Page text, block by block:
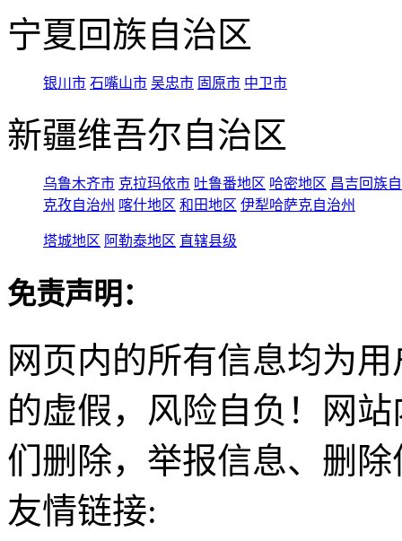
宁夏回族自治区
银川市 石嘴山市 吴忠市 固原市 中卫市
新疆维吾尔自治区
乌鲁木齐市 克拉玛依市 吐鲁番地区 哈密地区 昌吉回族
克孜自治州 喀什地区 和田地区 伊犁哈萨克自治州
塔城地区 阿勒泰地区 直辖县级
免责声明：
网页内的所有信息均为
的虚假，风险自负！网
们删除，举报信息、删
友情链接: